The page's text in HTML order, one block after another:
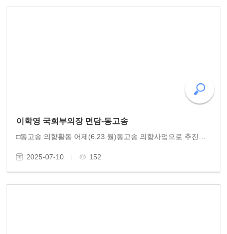
이학영 국회부의장 면담-동고송
□동고송 의향활동 어제(6.23.월)동고송 의향사업으로 추진하고 있는 '항일독립훈장' 제정을 위해 국회 이학영 국회부의장을 찾아 면담했습니다. 동고송 이사들을 반갑게 맞이한 이학영 부의장님은 동고송이 펼치고 있는 항일독립훈장 활동에 대해 깊이 공감하며 입법..
2025-07-10 152